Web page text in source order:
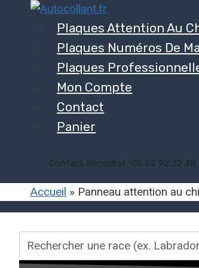
Plaques Attention Au
Plaques Numéros De
Plaques
Mon Compte
Contact
Panier
Contact Immédiat : 06 52 92 32 48
Accueil » Panneau attention au
Rechercher